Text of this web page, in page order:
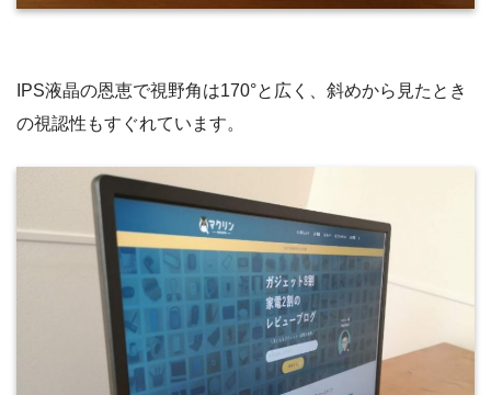
IPS液晶の恩恵で視野角は170°と広く、斜めから見たとき
の視認性もすぐれています。